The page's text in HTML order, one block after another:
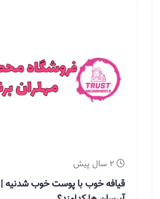
2 سال پیش